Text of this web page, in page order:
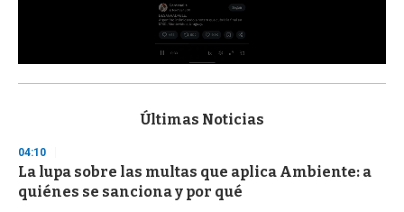
s
d
s
o
f
Últimas Noticias
04:10
La lupa sobre las multas que aplica Ambiente: a
quiénes se sanciona y por qué